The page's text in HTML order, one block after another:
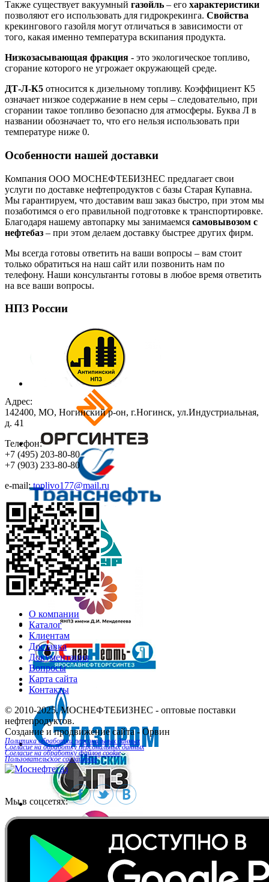
Также существует вакуумный газойль – его характеристики
позволяют его использовать для гидрокрекинга. Свойства
крекингового газойля могут отличаться в зависимости от
того, какая именно температура вскипания продукта.
Низкозасывающая фракция - это экологическое топливо,
сгорание которого не угрожает окружающей среде.
ДТ-Л-К5 относится к дизельному топливу. Коэффициент К5
означает низкое содержание в нем серы – следовательно, при
сгорании такое топливо безопасно для атмосферы. Буква Л в
названии обозначает то, что его нельзя использовать при
температуре ниже 0.
Особенности нашей доставки
Компания ООО МОСНЕФТЕБИЗНЕС предлагает свои
услуги по доставке нефтепродуктов с базы Старая Купавна.
Мы гарантируем, что доставим ваш заказ быстро, при этом мы
позаботимся о его правильной подготовке к транспортировке.
Благодаря нашему автопарку мы занимаемся самовывозом с
нефтебаз – при этом делаем доставку быстрее других фирм.
Мы всегда готовы ответить на ваши вопросы – вам стоит
только обратиться на наш сайт или позвонить нам по
телефону. Наши консультанты готовы в любое время ответить
на все ваши вопросы.
НПЗ России
Адрес:
142400, МО, Ногинский р-он, г.Ногинск, ул.Индустриальная,
д. 41
Телефон:
+7 (495) 203-80-80
+7 (903) 233-80-80
e-mail:toplivo177@mail.ru
О компании
Каталог
Клиентам
Доставка
Документация
Вопросы
Карта сайта
Контакты
© 2010-2025.МОСНЕФТЕБИЗНЕС - оптовые поставки
нефтепродуктов.
Создание и продвижение сайта- Орвин
Политика обработки персональных данных
Согласие на обработку персональных данных
Согласие на обработку файлов cookie
Пользовательское соглашение
Мы в соцсетях: